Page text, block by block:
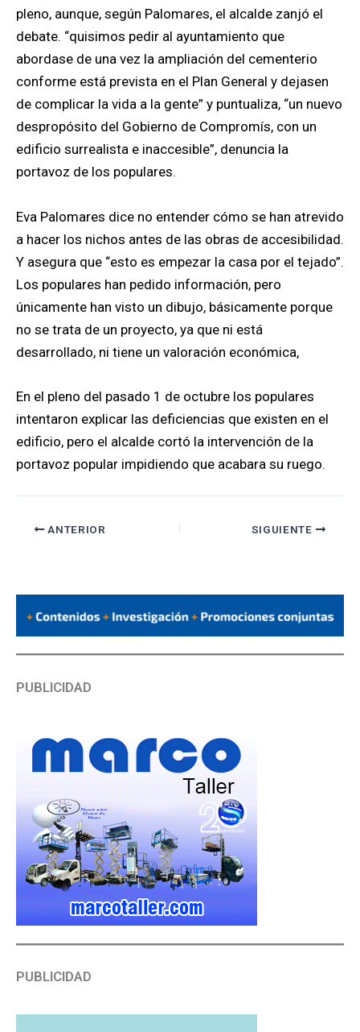
pleno, aunque, según Palomares, el alcalde zanjó el
debate. “quisimos pedir al ayuntamiento que
abordase de una vez la ampliación del cementerio
conforme está prevista en el Plan General y dejasen
de complicar la vida a la gente” y puntualiza, “un nuevo
despropósito del Gobierno de Compromís, con un
edificio surrealista e inaccesible”, denuncia la
portavoz de los populares.
Eva Palomares dice no entender cómo se han atrevido
a hacer los nichos antes de las obras de accesibilidad.
Y asegura que “esto es empezar la casa por el tejado”.
Los populares han pedido información, pero
únicamente han visto un dibujo, básicamente porque
no se trata de un proyecto, ya que ni está
desarrollado, ni tiene un valoración económica,
En el pleno del pasado 1 de octubre los populares
intentaron explicar las deficiencias que existen en el
edificio, pero el alcalde cortó la intervención de la
portavoz popular impidiendo que acabara su ruego.
ANTERIOR SIGUIENTE
PUBLICIDAD
PUBLICIDAD